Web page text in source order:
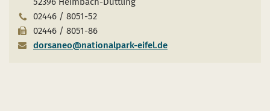
02446 / 8051-52
02446 / 8051-86
dorsaneo@nationalpark-eifel.de